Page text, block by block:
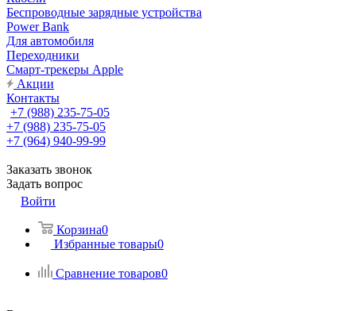
Беспроводные зарядные устройства
Power Bank
Для автомобиля
Переходники
Смарт-трекеры Apple
Акции
Контакты
+7 (988) 235-75-05
+7 (988) 235-75-05
+7 (964) 940-99-99
Заказать звонок
Задать вопрос
Войти
Корзина0
Избранные товары0
Сравнение товаров0